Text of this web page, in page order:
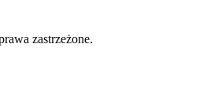
zastrzeżone.